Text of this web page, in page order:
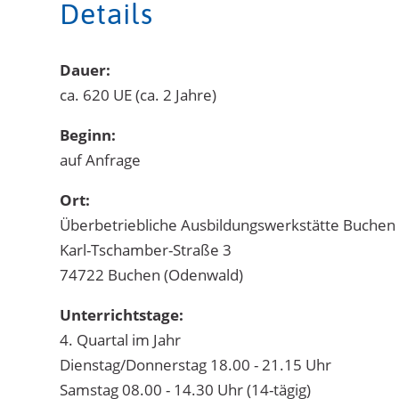
Details
Dauer:
ca. 620 UE (ca. 2 Jahre)
Beginn:
auf Anfrage
Ort:
Überbetriebliche Ausbildungswerkstätte Buchen
Karl-Tschamber-Straße 3
74722 Buchen (Odenwald)
Unterrichtstage:
4. Quartal im Jahr
Dienstag/Donnerstag 18.00 - 21.15 Uhr
Samstag 08.00 - 14.30 Uhr (14-tägig)